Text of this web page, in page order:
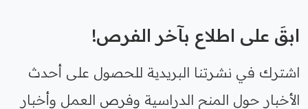
ابقَ على اطلاع بآخر الفرص!
اشترك في نشرتنا البريدية للحصول على أحدث
الأخبار حول المنح الدراسية وفرص العمل وأخبار